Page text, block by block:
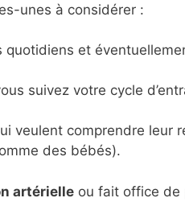
unes à considérer :
quotidiens et
suivez votre cycle
veulent comprendre leur
des bébés).
artérielle ou fait office de